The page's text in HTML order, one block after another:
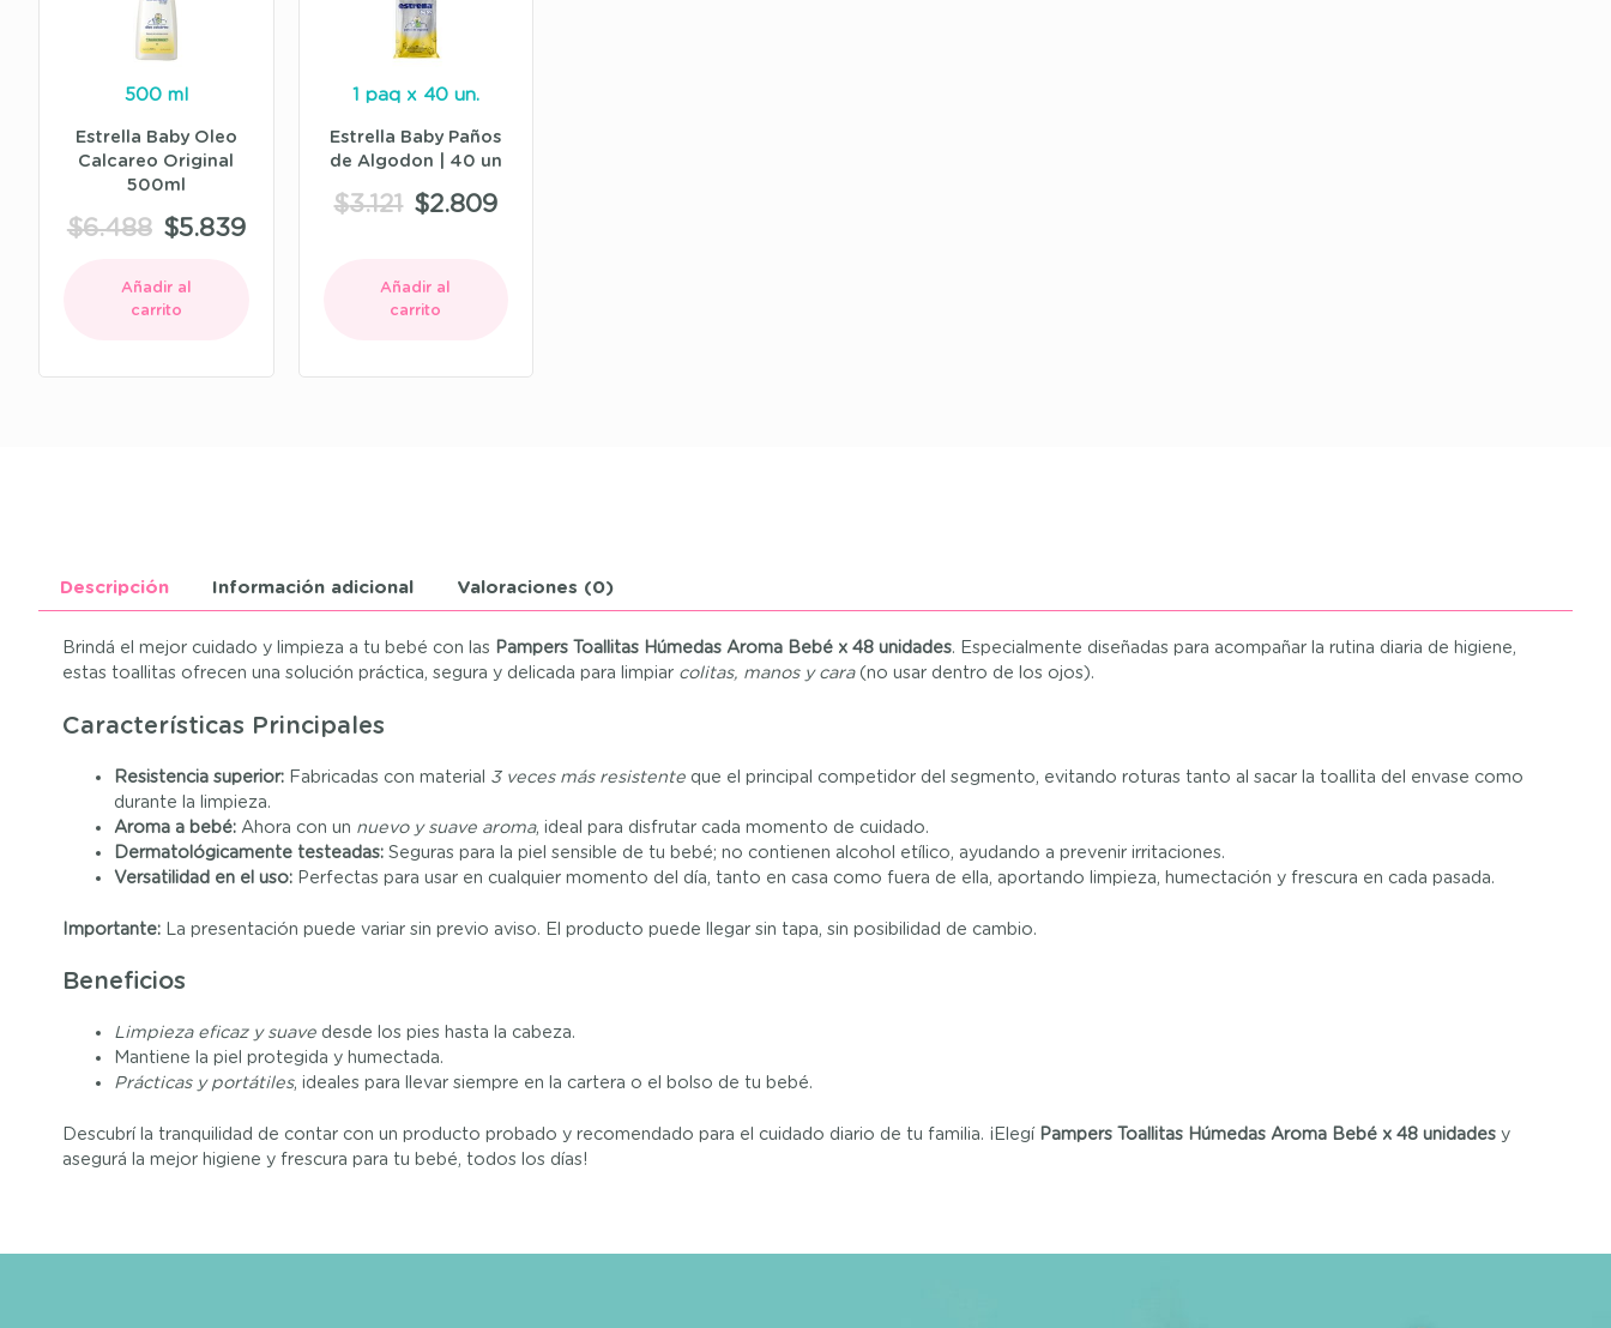
500 ml
Estrella Baby Oleo
Calcareo Original
500ml
$6.488 $5.839
Añadir al
carrito
1 paq x 40 un.
Estrella Baby Paños
de Algodon | 40 un
$3.121 $2.809
Añadir al
carrito
Descripción Información adicional Valoraciones (0)
Brindá el mejor cuidado y limpieza a tu bebé con las Pampers Toallitas Húmedas Aroma Bebé x 48 unidades. Especialmente diseñadas para acompañar la rutina diaria de higiene,
estas toallitas ofrecen una solución práctica, segura y delicada para limpiar colitas, manos y cara(no usar dentro de los ojos).
Características Principales
Resistencia superior: Fabricadas con material 3 veces más resistente que el principal competidor del segmento, evitando roturas tanto al sacar la toallita del envase como
durante la limpieza.
Aroma a bebé: Ahora con un nuevo y suave aroma, ideal para disfrutar cada momento de cuidado.
Dermatológicamente testeadas: Seguras para la piel sensible de tu bebé; no contienen alcohol etílico, ayudando a prevenir irritaciones.
Versatilidad en el uso: Perfectas para usar en cualquier momento del día, tanto en casa como fuera de ella, aportando limpieza, humectación y frescura en cada pasada.
Importante: La presentación puede variar sin previo aviso. El producto puede llegar sin tapa, sin posibilidad de cambio.
Beneficios
Limpieza eficaz y suave desde los pies hasta la cabeza.
Mantiene la piel protegida y humectada.
Prácticas y portátiles, ideales para llevar siempre en la cartera o el bolso de tu bebé.
Descubrí la tranquilidad de contar con un producto probado y recomendado para el cuidado diario de tu familia. ¡Elegí Pampers Toallitas Húmedas Aroma Bebé x 48 unidades y
asegurá la mejor higiene y frescura para tu bebé, todos los días!